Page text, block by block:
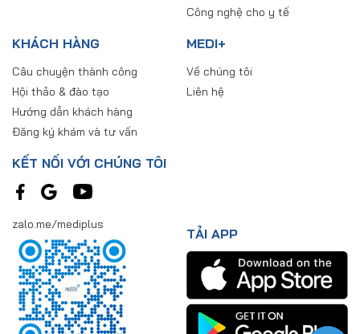
Công nghệ cho y tế
KHÁCH HÀNG
Câu chuyện thành công
Hội thảo & đào tạo
Hướng dẫn khách hàng
Đăng ký khám và tư vấn
MEDI+
Về chúng tôi
Liên hệ
KẾT NỐI VỚI CHÚNG TÔI
zalo.me/mediplus
TẢI APP